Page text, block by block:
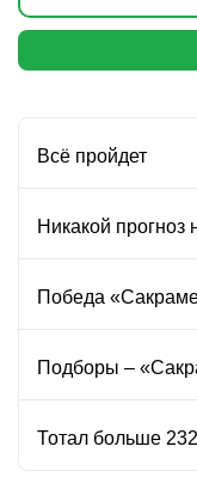
Всё пройдет
Никакой прогноз
Победа
Подборы –
Тотал больше